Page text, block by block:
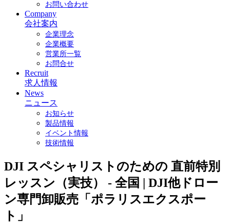
お問い合わせ
Company
会社案内
企業理念
企業概要
営業所一覧
お問合せ
Recruit
求人情報
News
ニュース
お知らせ
製品情報
イベント情報
技術情報
DJI スペシャリストのための 直前特別
レッスン（実技） - 全国 | DJI他ドロー
ン専門卸販売「ポラリスエクスポー
ト」